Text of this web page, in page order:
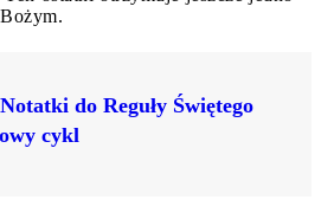
do Reguły Świętego
cykl